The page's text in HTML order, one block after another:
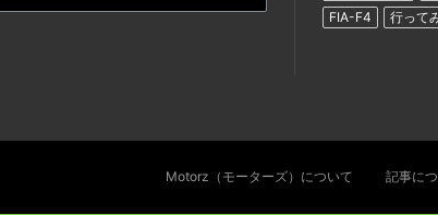
FIA-F4
行って
Motorz（モーターズ）について 記事に